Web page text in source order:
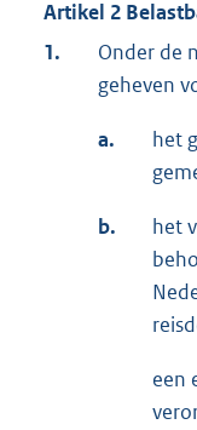
Artikel 2
1.
Onder de
geheven
a.
het
b.
het
een